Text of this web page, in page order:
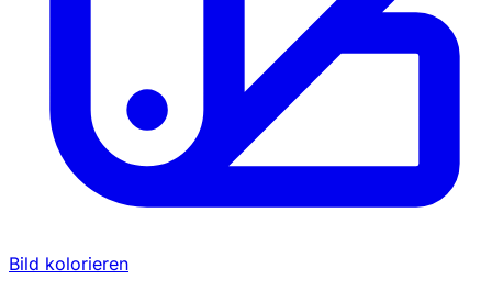
Bild kolorieren